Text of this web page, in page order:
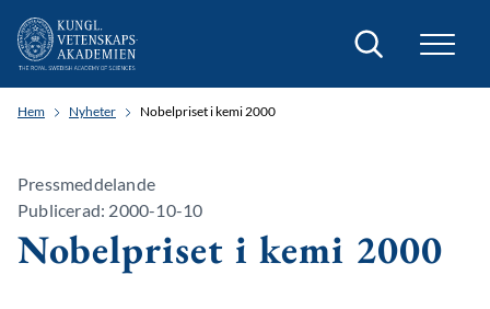
Sök
Hem Nyheter Nobelpriset i kemi 2000
Pressmeddelande
Publicerad: 2000-10-10
Nobelpriset i kemi 2000